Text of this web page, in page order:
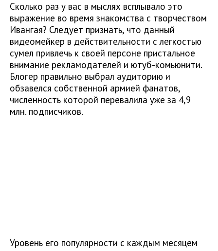
Сколько раз у вас в мыслях всплывало это
выражение во время знакомства с творчеством
Ивангая? Следует признать, что данный
видеомейкер в действительности с легкостью
сумел привлечь к своей персоне пристальное
внимание рекламодателей и ютуб-комьюнити.
Блогер правильно выбрал аудиторию и
обзавелся собственной армией фанатов,
численность которой перевалила уже за 4,9
млн. подписчиков.
Уровень его популярности с каждым месяцем